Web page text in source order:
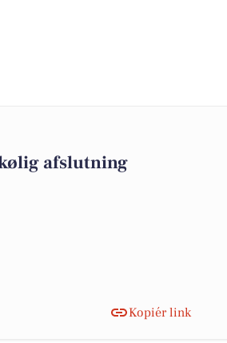
afslutning
Kopiér link